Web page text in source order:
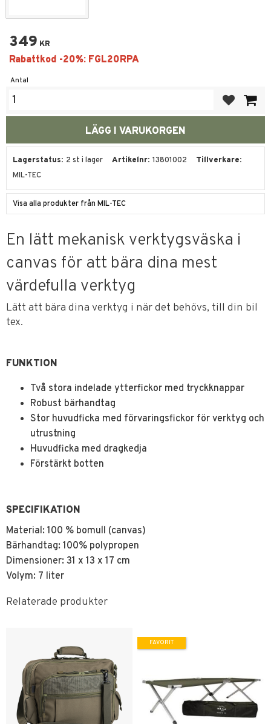
349 KR
Antal
Lagerstatus 2 st i lager Artikelnr 13801002
Tillverkare
MIL-TEC
Visa alla produkter från MIL-TEC
En lätt mekanisk verktygsväska i
canvas för att bära dina mest
värdefulla verktyg
Lätt att bära dina verktyg i när det behövs, till din bil
tex.
FUNKTION
Två stora indelade ytterfickor med tryckknappar
Robust bärhandtag
Stor huvudficka med förvaringsfickor för verktyg och
utrustning
Huvudficka med dragkedja
Förstärkt botten
SPECIFIKATION
Material: 100 % bomull (canvas)
Bärhandtag: 100% polypropen
Dimensioner: 31 x 13 x 17 cm
Volym: 7 liter
Relaterade produkter
FAVORIT